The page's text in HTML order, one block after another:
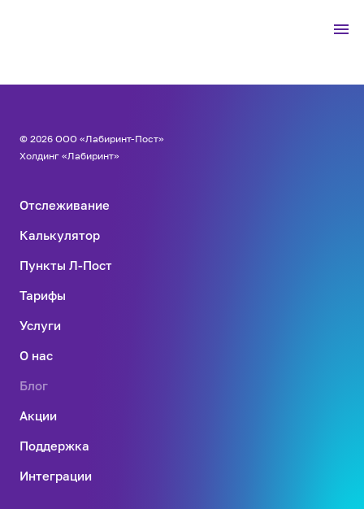
© 2026 ООО «Лабиринт-Пост»
Холдинг «Лабиринт»
Отслеживание
Калькулятор
Пункты Л-Пост
Тарифы
Услуги
О нас
Блог
Акции
Поддержка
Интеграции